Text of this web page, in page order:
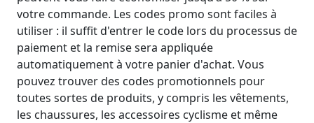
votre commande. Les codes promo sont faciles à
utiliser : il suffit d'entrer le code lors du processus de
paiement et la remise sera appliquée
automatiquement à votre panier d'achat. Vous
pouvez trouver des codes promotionnels pour
toutes sortes de produits, y compris les vêtements,
les chaussures, les accessoires cyclisme et même